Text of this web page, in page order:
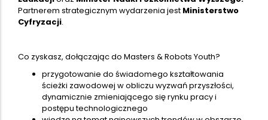
Partnerem strategicznym wydarzenia jest Ministerstwo
Cyfryzacji.
Co zyskasz, dołączając do Masters & Robots Youth?
przygotowanie do świadomego kształtowania
ścieżki zawodowej w obliczu wyzwań przyszłości,
dynamicznie zmieniającego się rynku pracy i
postępu technologicznego